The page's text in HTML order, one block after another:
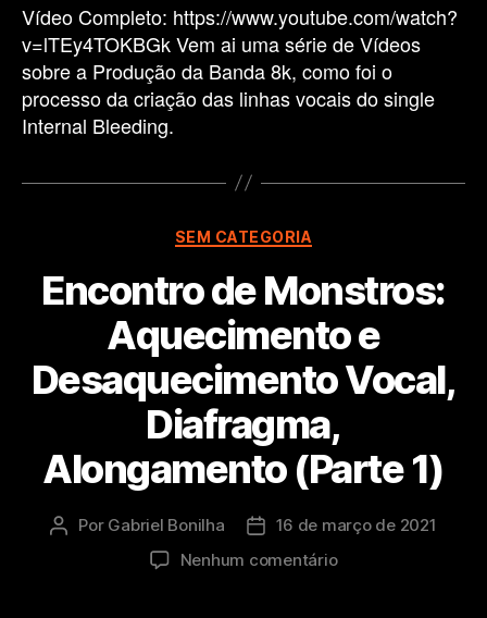
UM
SOM
DO
MEU
Vídeo Completo: https://www.youtube.com/watch?
v=lTEy4TOKBGk Vem ai uma série de Vídeos
sobre a Produção da Banda 8k, como foi o
processo da criação das linhas vocais do single
Internal Bleeding.
Categorias
SEM CATEGORIA
Encontro de Monstros:
Aquecimento e
Desaquecimento Vocal,
Diafragma,
Alongamento (Parte 1)
Autor
Por Gabriel Bonilha
Data16 de março de 2021
Nenhum comentárioem